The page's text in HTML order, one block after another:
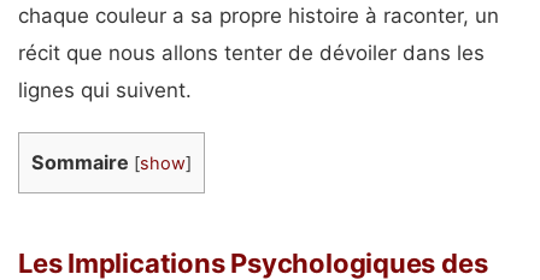
chaque couleur a sa propre histoire à raconter, un
récit que nous allons tenter de dévoiler dans les
lignes qui suivent.
Sommaire [show]
Les Implications Psychologiques des